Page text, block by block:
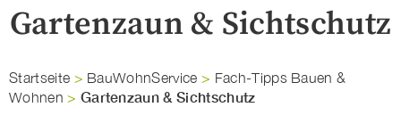
Gartenzaun & Sichtschutz
Startseite > BauWohnService > Fach-Tipps Bauen &
Wohnen > Gartenzaun & Sichtschutz